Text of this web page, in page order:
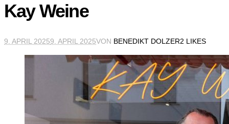
Kay Weine
9. APRIL 20259. APRIL 2025VON BENEDIKT DOLZER2 LIKES